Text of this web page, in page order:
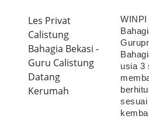
Les Privat
Calistung
Bahagia Bekasi -
Guru Calistung
Datang
Kerumah
usia 3
sesuai